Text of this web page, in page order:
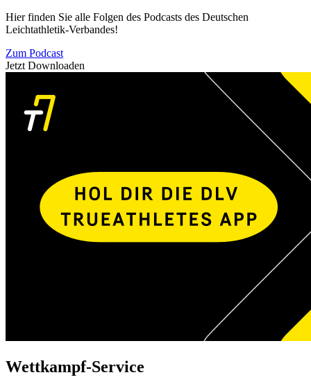
Hier finden Sie alle Folgen des Podcasts des Deutschen
Leichtathletik-Verbandes!
Zum Podcast
Jetzt Downloaden
Wettkampf-Service